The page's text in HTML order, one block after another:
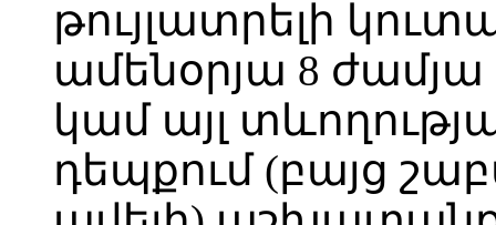
թույլատրելի
ամենօրյա 8
կամ այլ
դեպքում (բայց